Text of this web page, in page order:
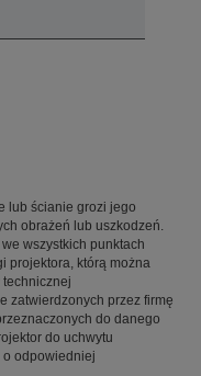
lub ścianie grozi jego
obrażeń lub uszkodzeń.
wszystkich punktach
projektora, którą można
zatwierdzonych przez firmę
do danego
do uchwytu
odpowiedniej